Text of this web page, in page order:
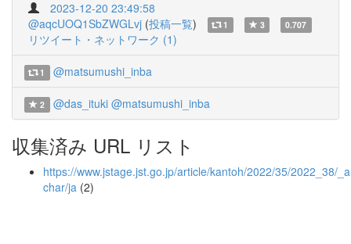
2023-12-20 23:49:58
@aqcUOQ1SbZWGLvj (投稿一覧) 1 3 0.707
リツイート・ネットワーク (1)
1 @matsumushi_inba
2 @das_ituki @matsumushi_inba
収集済み URL リスト
https://www.jstage.jst.go.jp/article/kantoh/2022/35/2022_38/
char/ja (2)